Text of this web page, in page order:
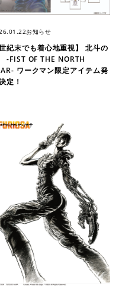
お知らせ
世紀末でも着心地重視】 北斗の
FIST OF THE NORTH
ワークマン限定アイテム発
定！